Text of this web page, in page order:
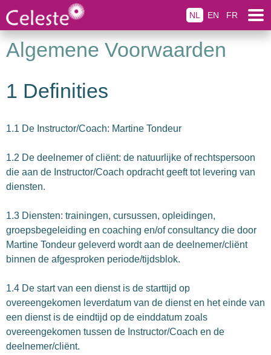
NL EN FR
Algemene Voorwaarden
1 Definities
1.1 De Instructor/Coach: Martine Tondeur
1.2 De deelnemer of cliënt: de natuurlijke of rechtspersoon
die aan de Instructor/Coach opdracht geeft tot levering van
diensten.
1.3 Diensten: trainingen, cursussen, opleidingen,
groepsbegeleiding en coaching en/of consultancy die door
Martine Tondeur geleverd wordt aan de deelnemer/cliënt
binnen de afgesproken periode/tijdsblok.
1.4 De start van een dienst is de starttijd op
overeengekomen leverdatum van de dienst en het einde van
een dienst is de eindtijd op de einddatum zoals
overeengekomen tussen de Instructor/Coach en de
deelnemer/cliënt.